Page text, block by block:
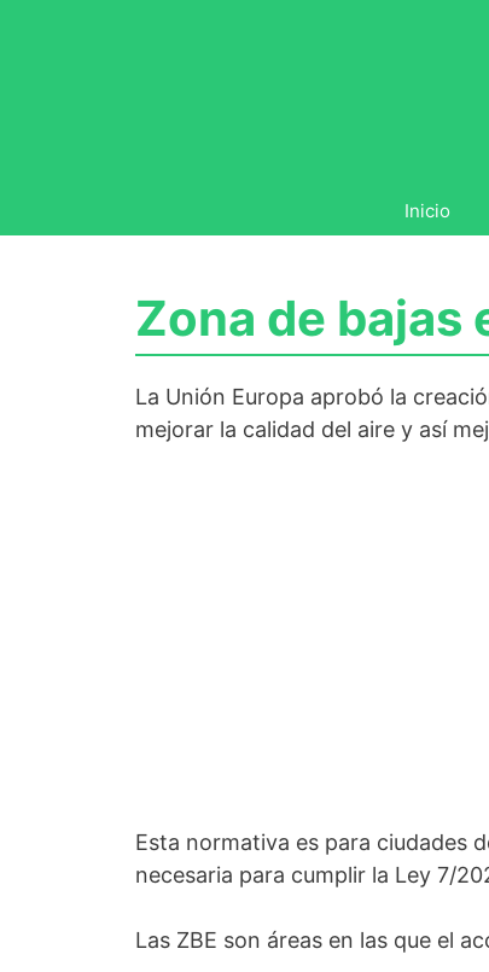
Inicio
Zona de bajas
La Unión Europa aprobó la
mejorar la calidad del aire y así
Esta normativa es para ciudades
necesaria para cumplir la Ley 7/
Las ZBE son áreas en las que el